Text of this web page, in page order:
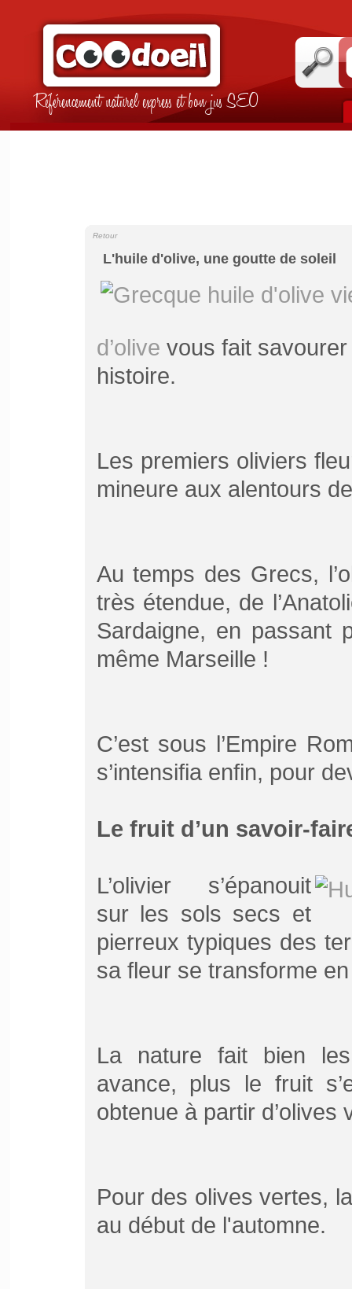
Référencement naturel express et bon jus SEO
L'huile d'olive, une goutte de soleil
Retour
d’olive vous fait
histoire.
Les premiers oliviers
mineure aux alentours
Au temps des Grecs,
très étendue, de
Sardaigne, en passant
même Marseille !
C’est sous l’Empire
s’intensifia enfin, pour
Le fruit d’un savoir-
L’olivier s’épanouit
sur les sols secs et
pierreux typiques des
sa fleur se transforme
La nature fait bien
avance, plus le fruit
obtenue à partir d’olives
Pour des olives vertes,
au début de l'automne.